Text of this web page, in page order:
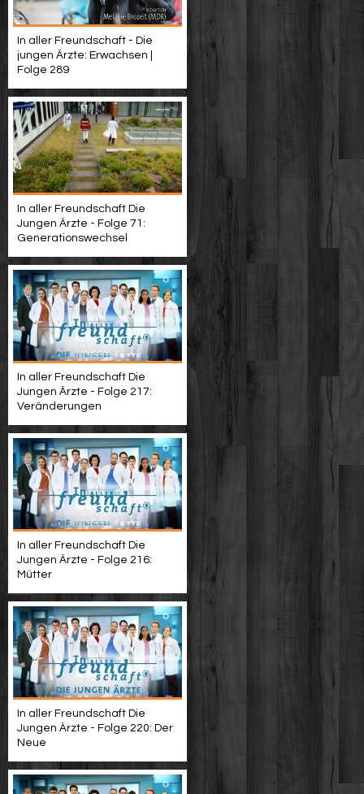
In aller Freundschaft - Die
jungen Ärzte: Erwachsen |
Folge 289
In aller Freundschaft Die
Jungen Ärzte - Folge 71:
Generationswechsel
In aller Freundschaft Die
Jungen Ärzte - Folge 217:
Veränderungen
In aller Freundschaft Die
Jungen Ärzte - Folge 216:
Mütter
In aller Freundschaft Die
Jungen Ärzte - Folge 220: Der
Neue